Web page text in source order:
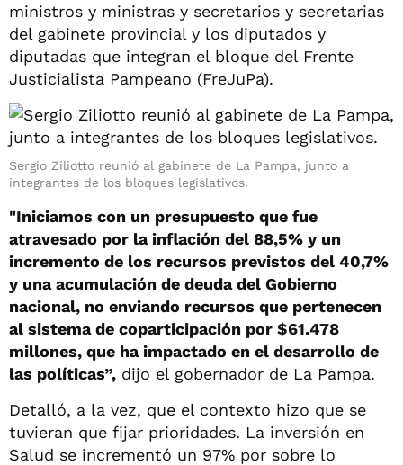
ministros y ministras y secretarios y secretarias
del gabinete provincial y los diputados y
diputadas que integran el bloque del Frente
Justicialista Pampeano (FreJuPa).
Sergio Ziliotto reunió al gabinete de La Pampa, junto a
integrantes de los bloques legislativos.
"Iniciamos con un presupuesto que fue
atravesado por la inflación del 88,5% y un
incremento de los recursos previstos del 40,7%
y una acumulación de deuda del Gobierno
nacional, no enviando recursos que pertenecen
al sistema de coparticipación por $61.478
millones, que ha impactado en el desarrollo de
las políticas”, dijo el gobernador de La Pampa.
Detalló, a la vez, que el contexto hizo que se
tuvieran que fijar prioridades. La inversión en
Salud se incrementó un 97% por sobre lo